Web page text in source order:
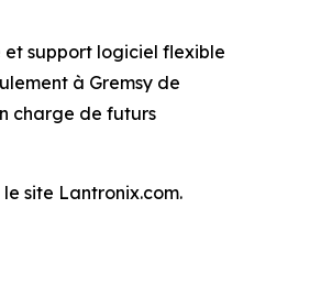
et support logiciel flexible
à Gremsy de
charge de futurs
site Lantronix.com.